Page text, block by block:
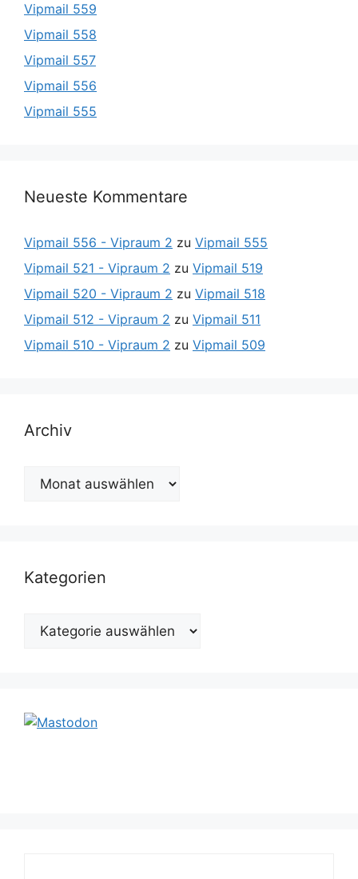
Vipmail 559
Vipmail 558
Vipmail 557
Vipmail 556
Vipmail 555
Neueste Kommentare
Vipmail 556 - Vipraum 2 zu Vipmail 555
Vipmail 521 - Vipraum 2 zu Vipmail 519
Vipmail 520 - Vipraum 2 zu Vipmail 518
Vipmail 512 - Vipraum 2 zu Vipmail 511
Vipmail 510 - Vipraum 2 zu Vipmail 509
Archiv
Archiv
Kategorien
Kategorien